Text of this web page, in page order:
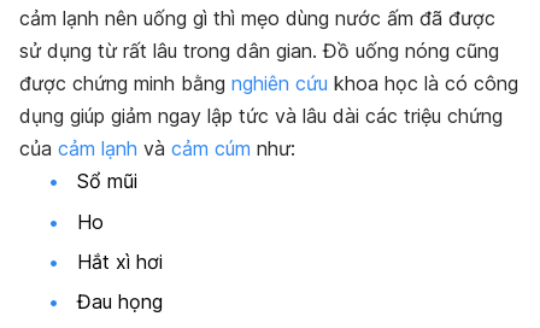
cảm lạnh nên uống gì thì mẹo dùng nước ấm đã được
sử dụng từ rất lâu trong dân gian. Đồ uống nóng cũng
được chứng minh bằng nghiên cứu khoa học là có công
dụng giúp giảm ngay lập tức và lâu dài các triệu chứng
của cảm lạnh và cảm cúm như:
Sổ mũi
Ho
Hắt xì hơi
Đau họng